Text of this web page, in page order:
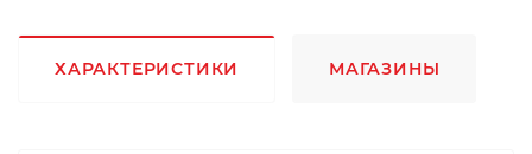
ХАРАКТЕРИСТИКИ МАГАЗИНЫ